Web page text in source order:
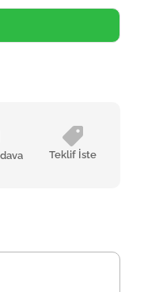
Teklif İste